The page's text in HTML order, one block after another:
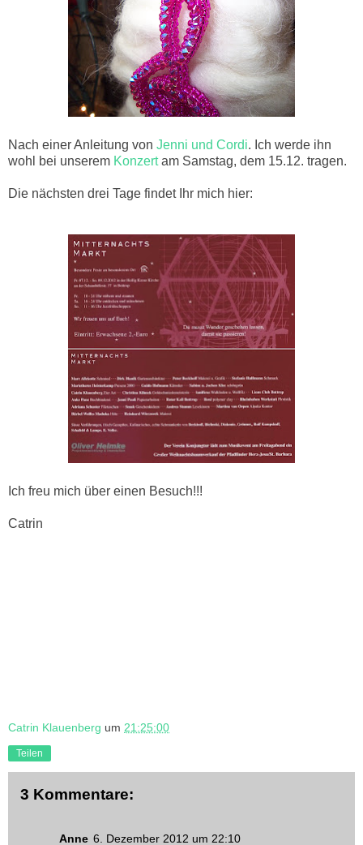
Nach einer Anleitung von Jenni und Cordi. Ich werde ihn
wohl bei unserem Konzertam Samstag, dem 15.12. tragen.
Die nächsten drei Tage findet Ihr mich hier:
Ich freu mich über einen Besuch!!!
Catrin
Catrin Klauenberg um 21:25:00
Teilen
3 Kommentare:
Anne 6. Dezember 2012 um 22:10